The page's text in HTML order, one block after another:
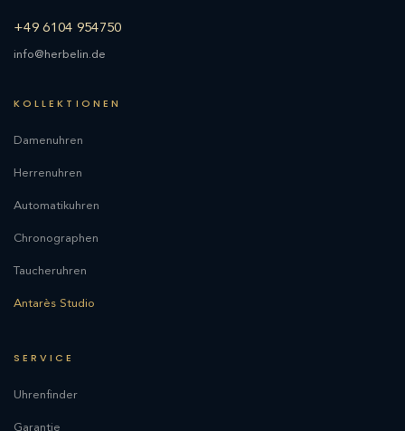
+49 6104 954750
info@herbelin.de
KOLLEKTIONEN
Damenuhren
Herrenuhren
Automatikuhren
Chronographen
Taucheruhren
Antarès Studio
SERVICE
Uhrenfinder
Garantie